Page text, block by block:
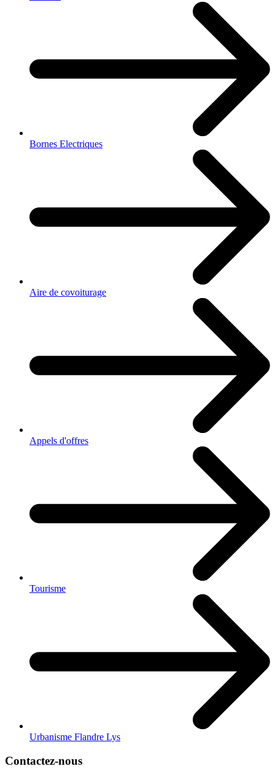
Bornes Electriques
Aire de covoiturage
Appels d'offres
Tourisme
Urbanisme Flandre Lys
Contactez-nous